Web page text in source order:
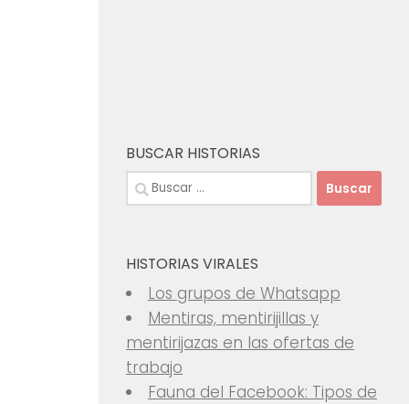
BUSCAR HISTORIAS
Buscar:
HISTORIAS VIRALES
Los grupos de Whatsapp
Mentiras, mentirijillas y
mentirijazas en las ofertas de
trabajo
Fauna del Facebook: Tipos de